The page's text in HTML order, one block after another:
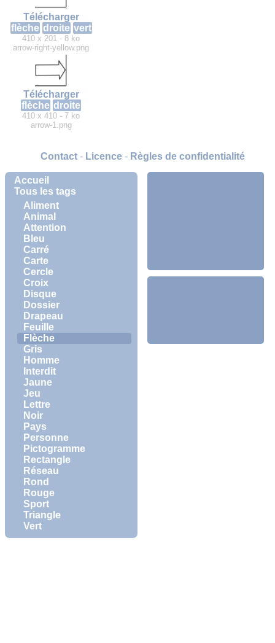
Accueil
Tous les tags
Aliment
Animal
Attention
Bleu
Carré
Carte
Cercle
Croix
Disque
Dossier
Drapeau
Feuille
Flèche
Gris
Homme
Interdit
Jaune
Jeu
Lettre
Noir
Pays
Personne
Pictogramme
Rectangle
Réseau
Rond
Rouge
Sport
Triangle
Vert
Télécharger
flèche droite vert
410 x 201 - 8 ko
arrow-right-yellow.png
Télécharger
flèche droite
410 x 410 - 7 ko
arrow-1.png
Contact- Licence- Règles de confidentialité